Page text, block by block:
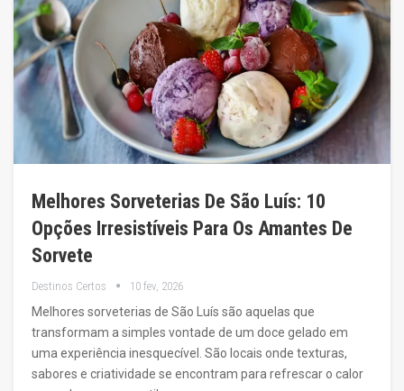
Melhores Sorveterias De São Luís: 10
Opções Irresistíveis Para Os Amantes De
Sorvete
Destinos Certos 10 fev, 2026
Melhores sorveterias de São Luís são aquelas que
transformam a simples vontade de um doce gelado em
uma experiência inesquecível. São locais onde texturas,
sabores e criatividade se encontram para refrescar o calor